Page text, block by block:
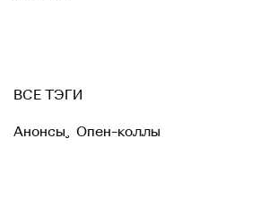
ВСЕ ТЭГИ
Анонсы, Опен-коллы